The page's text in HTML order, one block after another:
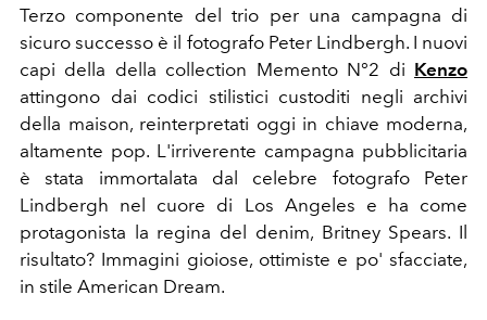
Terzo componente del trio per una campagna di
sicuro successo è il fotografo Peter Lindbergh. I nuovi
capi della della collection Memento N°2 di Kenzo
attingono dai codici stilistici custoditi negli archivi
della maison, reinterpretati oggi in chiave moderna,
altamente pop. L'irriverente campagna pubblicitaria
è stata immortalata dal celebre fotografo Peter
Lindbergh nel cuore di Los Angeles e ha come
protagonista la regina del denim, Britney Spears. Il
risultato? Immagini gioiose, ottimiste e po' sfacciate,
in stile American Dream.